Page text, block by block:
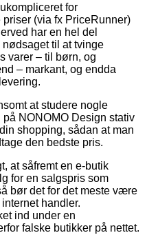
for
(via fx PriceRunner)
har en hel del
til at tvinge
varer – til børn, og
– markant, og endda
at studere nogle
NONOMO Design stativ
shopping, sådan at man
den bedste pris.
at såfremt en e-butik
for en salgspris som
bør det for det meste være
handler.
ind under en
falske butikker på nettet.